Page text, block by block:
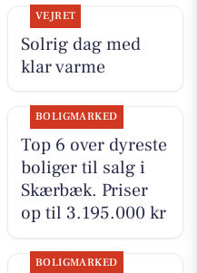
VEJRET
Solrig dag med
klar varme
BOLIGMARKED
Top 6 over dyreste
boliger til salg i
Skærbæk. Priser
op til 3.195.000 kr
BOLIGMARKED